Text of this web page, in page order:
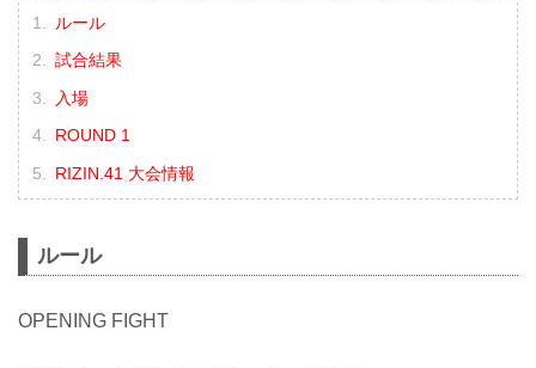
ルール
試合結果
入場
ROUND 1
RIZIN.41 大会情報
ルール
OPENING FIGHT